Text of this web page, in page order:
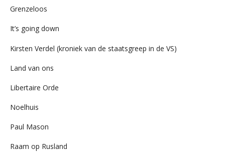
Grenzeloos
It’s going down
Kirsten Verdel (kroniek van de staatsgreep in de VS)
Land van ons
Libertaire Orde
Noelhuis
Paul Mason
Raam op Rusland